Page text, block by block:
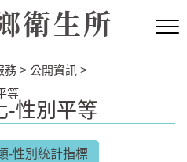
衛生所
務 > 公開資訊 >
等
-性別平等
-性別統計指標